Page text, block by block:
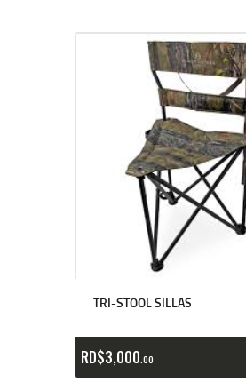
TRI-STOOL SILLAS
RD$3,000 00